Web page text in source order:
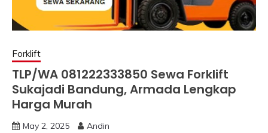
Forklift
TLP/WA 081222333850 Sewa Forklift
Sukajadi Bandung, Armada Lengkap
Harga Murah
May 2, 2025 Andin